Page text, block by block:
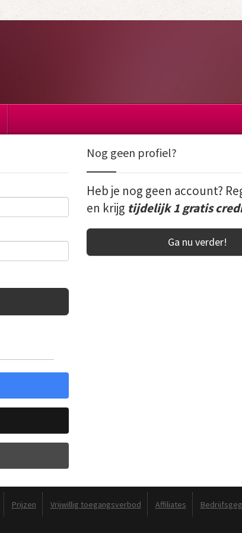
Nog geen profiel?
Heb je nog geen account?
en krijg tijdelijk 1 gratis
Ga nu verder!
Prijzen Vrijwillig toegangsverbod Affiliates